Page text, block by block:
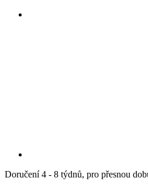
Doručení 4 - 8 týdnů, pro přesnou